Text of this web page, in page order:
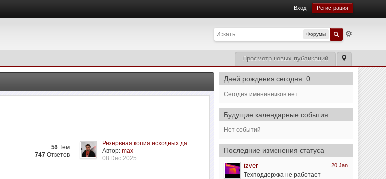
Вход Регистрация
Форумы
Просмотр новых публикаций
56 Тем
747 Ответов
Резервная копия исходных да...
Автор:max
08 Dec 2025
Дней рождения сегодня: 0
Сегодня именинников нет
Будущие календарные события
Нет событий
Последние изменения статуса
20 Jan
izver
Техподдержка не работает